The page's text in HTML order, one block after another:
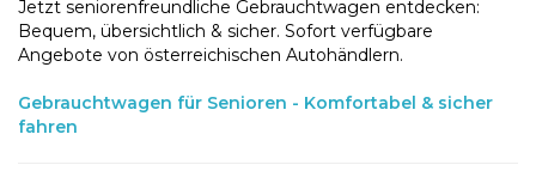
Jetzt seniorenfreundliche Gebrauchtwagen entdecken:
Bequem, übersichtlich & sicher. Sofort verfügbare
Angebote von österreichischen Autohändlern.
Gebrauchtwagen für Senioren - Komfortabel & sicher
fahren